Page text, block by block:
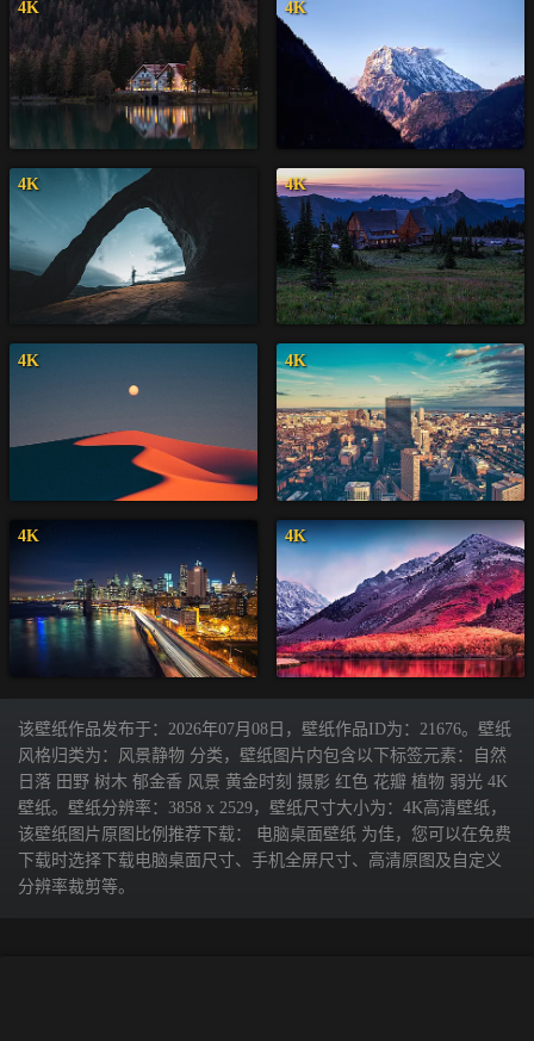
4K 4K
4K 4K
4K 4K
4K 4K
该壁纸作品发布于：2026年07月08日，壁纸作品ID为：21676。壁纸
风格归类为：风景静物 分类，壁纸图片内包含以下标签元素：自然
日落 田野 树木 郁金香 风景 黄金时刻 摄影 红色 花瓣 植物 弱光 4K
壁纸。壁纸分辨率：3858 x 2529，壁纸尺寸大小为：4K高清壁纸，
该壁纸图片原图比例推荐下载： 电脑桌面壁纸 为佳，您可以在免费
下载时选择下载电脑桌面尺寸、手机全屏尺寸、高清原图及自定义
分辨率裁剪等。